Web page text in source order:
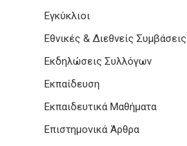
Εγκύκλιοι
Εθνικές & Διεθνείς Συμβάσεις
Εκδηλώσεις Συλλόγων
Εκπαίδευση
Εκπαιδευτικά Μαθήματα
Επιστημονικά Άρθρα